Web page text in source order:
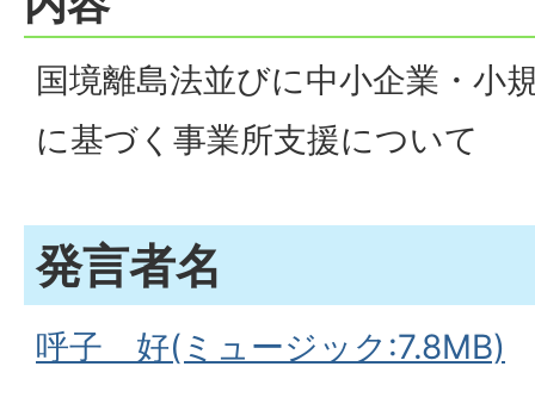
国境離島法並びに中小企業・小
に基づく事業所支援について
発言者名
呼子 好(ミュージック:7.8MB)